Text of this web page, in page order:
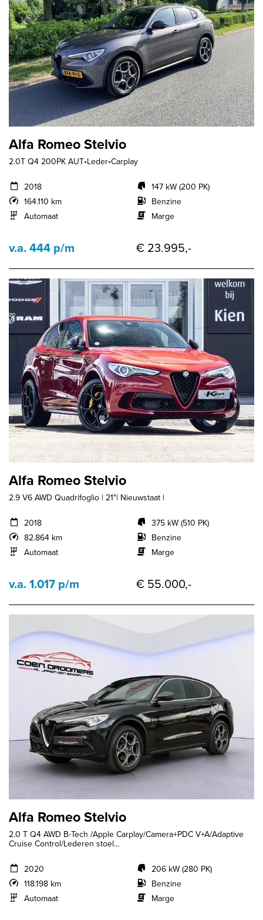
Alfa Romeo Stelvio
2.0T Q4 200PK AUT•Leder•Carplay
2018
164.110 km
Automaat
147 kW (200 PK)
Benzine
Marge
v.a. 444 p/m € 23.995,-
Alfa Romeo Stelvio
2.9 V6 AWD Quadrifoglio | 21"| Nieuwstaat |
2018
82.864 km
Automaat
375 kW (510 PK)
Benzine
Marge
v.a. 1.017 p/m € 55.000,-
Alfa Romeo Stelvio
2.0 T Q4 AWD B-Tech /Apple Carplay/Camera+PDC V+A/Adaptive
Cruise Control/Lederen stoel...
2020
118.198 km
Automaat
206 kW (280 PK)
Benzine
Marge